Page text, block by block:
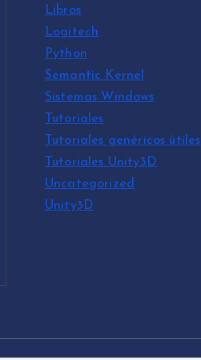
Libros
Logitech
Python
Semantic Kernel
Sistemas Windows
Tutoriales
Tutoriales genéricos útiles
Tutoriales Unity3D
Uncategorized
Unity3D